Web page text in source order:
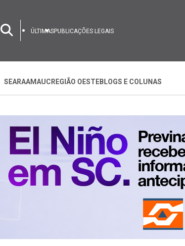
ÚLTIMASPUBLICAÇÕES LEGAIS
SEARAAMAUC REGIÃO OESTEBLOGS E COLUNAS